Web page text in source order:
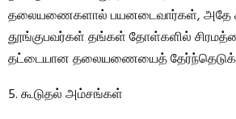
தலையணைகளால் பயனடைவார்கள், அதே
தூங்குபவர்கள் தங்கள் தோள்களில்
தட்டையான தலையணையைத்
5. கூடுதல் அம்சங்கள்